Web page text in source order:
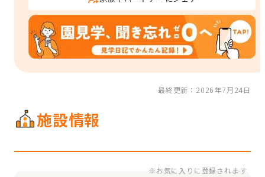
最終更新：2026年7月24日
施設情報
※お気に入りに登録されます